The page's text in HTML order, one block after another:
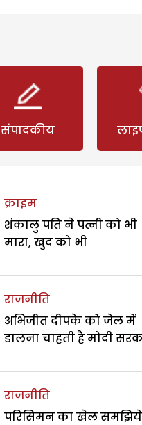
संपादकीय
क्राइम
शंकालु पति ने पत्नी को भी
मारा, खुद को भी
राजनीति
अभिजीत दीपके को जेल में
डालना चाहती है मोदी
राजनीति
परिसिमन का खेल समझिये